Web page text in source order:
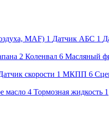
MAF) 1 Датчик АБС 1
2 Коленвал 6 Масляный
скорости 1 МКПП 6
масло 4 Тормозная жидкость 1